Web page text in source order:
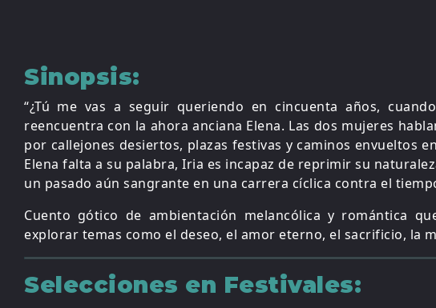
Sinopsis:
“¿Tú me vas a seguir queriendo en cincuenta años,
reencuentra con la ahora anciana Elena. Las dos mujeres
por callejones desiertos, plazas festivas y caminos envueltos
Elena falta a su palabra, Iria es incapaz de reprimir su
un pasado aún sangrante en una carrera cíclica contra el
Cuento gótico de ambientación melancólica y romántica
explorar temas como el deseo, el amor eterno, el sacrificio, la
Selecciones en Festivales: